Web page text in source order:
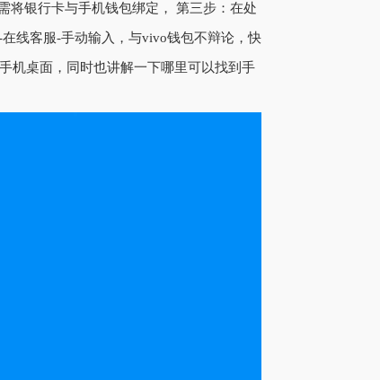
将银行卡与手机钱包绑定， 第三步：在处
线客服-手动输入，与vivo钱包不辩论，快
机桌面，同时也讲解一下哪里可以找到手